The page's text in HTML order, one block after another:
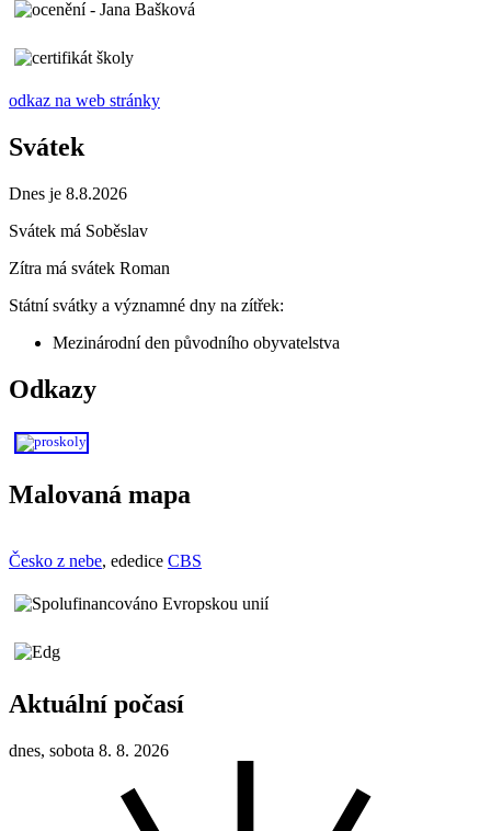
odkaz na web stránky
Svátek
Dnes je 8.8.2026
Svátek má Soběslav
Zítra má svátek Roman
Státní svátky a významné dny na zítřek:
Mezinárodní den původního obyvatelstva
Odkazy
Malovaná mapa
Česko z nebe, ededice CBS
Aktuální počasí
dnes, sobota 8. 8. 2026